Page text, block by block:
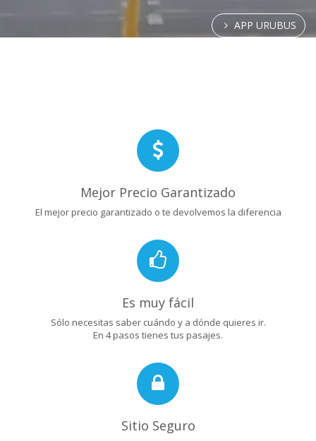
APP URUBUS
Mejor Precio Garantizado
El mejor precio garantizado o te devolvemos la diferencia
Es muy fácil
Sólo necesitas saber cuándo y a dónde quieres ir.
En 4 pasos tienes tus pasajes.
Sitio Seguro